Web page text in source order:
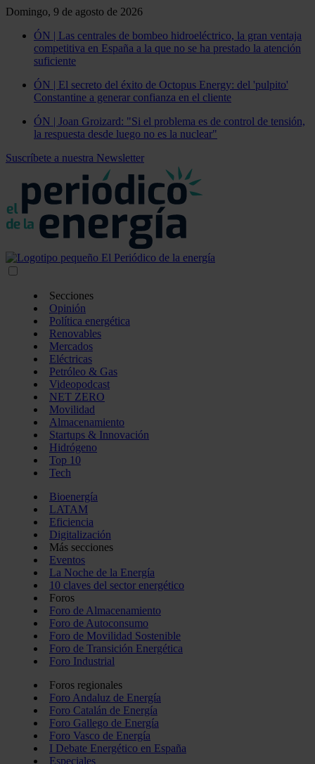
Domingo, 9 de agosto de 2026
ÓN | Las centrales de bombeo hidroeléctrico, la gran ventaja
competitiva en España a la que no se ha prestado la atención
suficiente
ÓN | El secreto del éxito de Octopus Energy: del 'pulpito'
Constantine a generar confianza en el cliente
ÓN | Joan Groizard: "Si el problema es de control de tensión,
la respuesta desde luego no es la nuclear"
Suscríbete a nuestra Newsletter
Secciones
Opinión
Política energética
Renovables
Mercados
Eléctricas
Petróleo & Gas
Videopodcast
NET ZERO
Movilidad
Almacenamiento
Startups & Innovación
Hidrógeno
Top 10
Tech
Bioenergía
LATAM
Eficiencia
Digitalización
Más secciones
Eventos
La Noche de la Energía
10 claves del sector energético
Foros
Foro de Almacenamiento
Foro de Autoconsumo
Foro de Movilidad Sostenible
Foro de Transición Energética
Foro Industrial
Foros regionales
Foro Andaluz de Energía
Foro Catalán de Energía
Foro Gallego de Energía
Foro Vasco de Energía
I Debate Energético en España
Especiales